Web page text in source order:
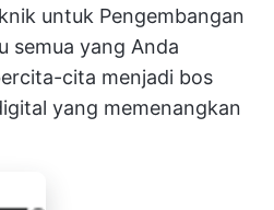
untuk Pengembangan
semua yang Anda
cita menjadi bos
yang memenangkan